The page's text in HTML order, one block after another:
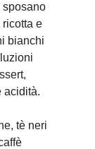
sposano
e
bianchi
acidità.
tè neri